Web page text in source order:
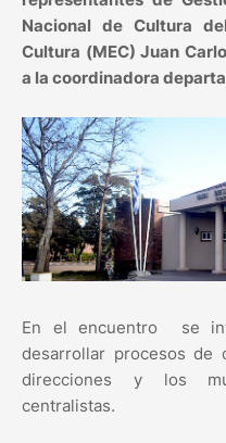
Nacional de Cultura
Cultura (MEC) Juan
a la coordinadora
En el encuentro se
desarrollar procesos de
direcciones y los
centralistas.